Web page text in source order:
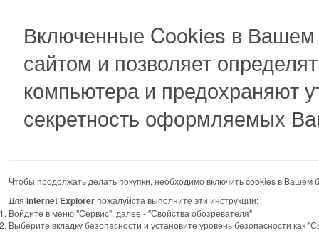
Включенные Cookies в Вашем
сайтом и позволяет
компьютера и предохраняют
секретность оформляемых
Чтобы продолжать делать покупки, необходимо включить cookies в Вашем
Для Internet Explorerпожалуйста выполните эти инструкции:
Войдите в меню "Сервис", далее - "Свойства обозревателя"
Выберите вкладку безопасности и установите уровень безопасности как